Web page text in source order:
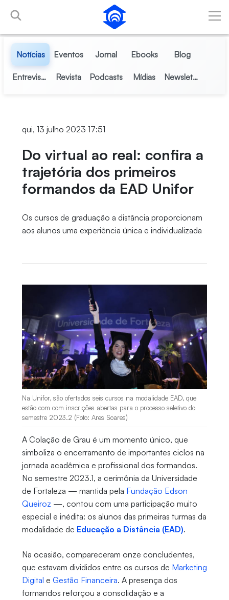
Pular para o Conteúdo principal
Notícias Eventos Jornal Ebooks Blog
Entrevistas Revista Podcasts Mídias Newsletter
qui, 13 julho 2023 17:51
Do virtual ao real: confira a
trajetória dos primeiros
formandos da EAD Unifor
Os cursos de graduação a distância proporcionam
aos alunos uma experiência única e individualizada
Na Unifor, são ofertados seis cursos na modalidade EAD, que
estão com com inscrições abertas para o processo seletivo do
semestre 2023.2 (Foto: Ares Soares)
A Colação de Grau é um momento único, que
simboliza o encerramento de importantes ciclos na
jornada acadêmica e profissional dos formandos.
No semestre 2023.1, a cerimônia da Universidade
de Fortaleza — mantida pela Fundação Edson
Queiroz —, contou com uma participação muito
especial e inédita: os alunos das primeiras turmas da
modalidade de Educação a Distância (EAD).
Na ocasião, compareceram onze concludentes,
que estavam divididos entre os cursos de Marketing
Digital e Gestão Financeira. A presença dos
formandos reforçou a consolidação e a